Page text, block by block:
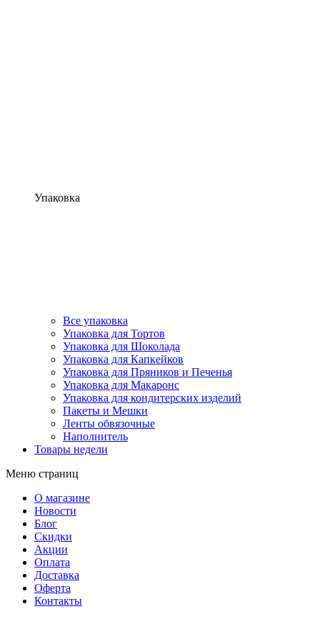
Упаковка
Все упаковка
Упаковка для Тортов
Упаковка для Шоколада
Упаковка для Капкейков
Упаковка для Пряников и Печенья
Упаковка для Макаронс
Упаковка для кондитерских изделий
Пакеты и Мешки
Ленты обвязочные
Наполнитель
Товары недели
Меню страниц
О магазине
Новости
Блог
Скидки
Акции
Оплата
Доставка
Оферта
Контакты